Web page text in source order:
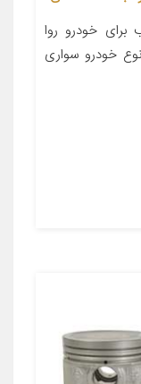
خودرو روا
فلزی نوع خودرو سواری